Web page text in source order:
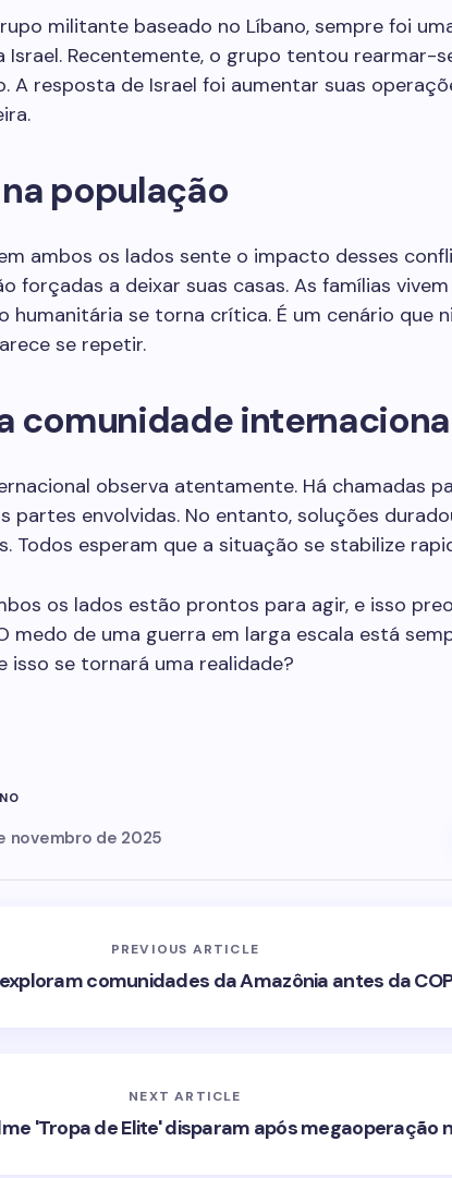
militante baseado no Líbano, sempre foi
Israel. Recentemente, o grupo tentou rearmar-
A resposta de Israel foi aumentar suas
população
ambos os lados sente o impacto desses
forçadas a deixar suas casas. As famílias
humanitária se torna crítica. É um cenário que
se repetir.
comunidade
observa atentamente. Há chamadas
partes envolvidas. No entanto, soluções
Todos esperam que a situação se stabilize
os lados estão prontos para agir, e isso
medo de uma guerra em larga escala está
isso se tornará uma realidade?
novembro de 2025
PREVIOUS ARTICLE
comunidades da Amazônia antes da
NEXT ARTICLE
'Tropa de Elite' disparam após megaoperação